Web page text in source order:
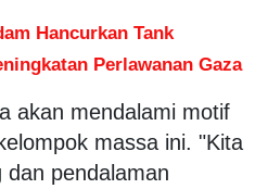
Hancurkan Tank
Perlawanan Gaza
akan mendalami motif
massa ini. "Kita
dan pendalaman